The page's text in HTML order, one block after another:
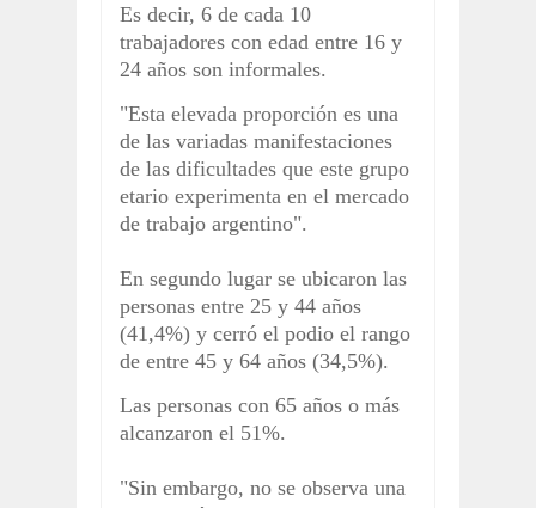
Es decir, 6 de cada 10
trabajadores con edad entre 16 y
24 años son informales.
"Esta elevada proporción es una
de las variadas manifestaciones
de las dificultades que este grupo
etario experimenta en el mercado
de trabajo argentino".
En segundo lugar se ubicaron las
personas entre 25 y 44 años
(41,4%) y cerró el podio el rango
de entre 45 y 64 años (34,5%).
Las personas con 65 años o más
alcanzaron el 51%.
"Sin embargo, no se observa una